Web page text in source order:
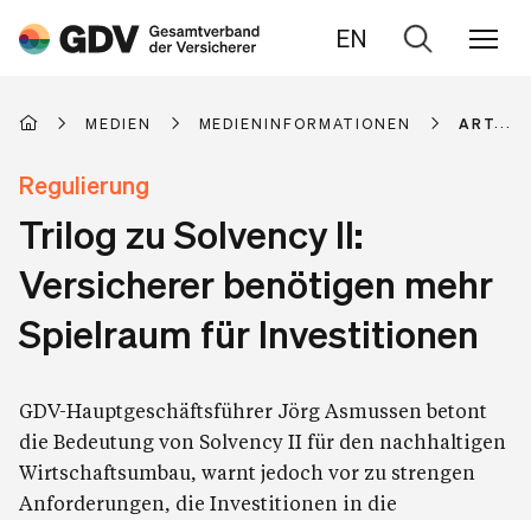
EN
Zur
MEDIEN MEDIENINFORMATIONEN
Regulierung
Trilog zu Solvency II:
Versicherer benötigen mehr
Spielraum für Investitionen
GDV-Hauptgeschäftsführer Jörg Asmussen betont
die Bedeutung von Solvency II für den nachhaltigen
Wirtschaftsumbau, warnt jedoch vor zu strengen
Anforderungen, die Investitionen in die